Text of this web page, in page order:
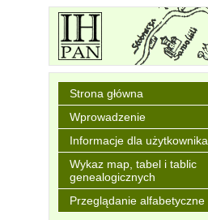
Strona główna
Wprowadzenie
Informacje dla użytkownika
Wykaz map, tabel i tablic
genealogicznych
Przeglądanie alfabetyczne